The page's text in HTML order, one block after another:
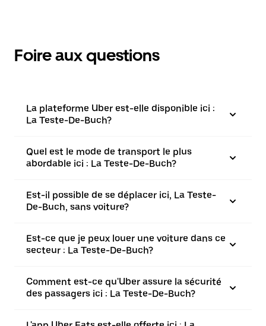
Foire aux questions
La plateforme Uber est-elle disponible ici :
La Teste-De-Buch?
Quel est le mode de transport le plus
abordable ici : La Teste-De-Buch?
Est-il possible de se déplacer ici, La Teste-
De-Buch, sans voiture?
Est-ce que je peux louer une voiture dans ce
secteur : La Teste-De-Buch?
Comment est-ce qu'Uber assure la sécurité
des passagers ici : La Teste-De-Buch?